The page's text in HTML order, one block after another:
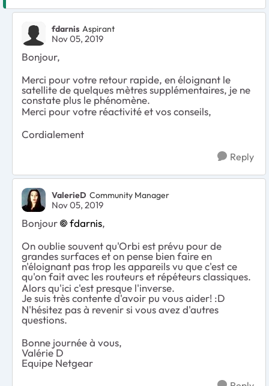
fdarnis Aspirant
Nov 05, 2019
Bonjour,
Merci pour votre retour rapide, en éloignant le
satellite de quelques mètres supplémentaires, je ne
constate plus le phénomène.
Merci pour votre réactivité et vos conseils,
Cordialement
Reply
ValerieD Community Manager
Nov 05, 2019
Bonjour fdarnis,
On oublie souvent qu'Orbi est prévu pour de
grandes surfaces et on pense bien faire en
n'éloignant pas trop les appareils vu que c'est ce
qu'on fait avec les routeurs et répéteurs classiques.
Alors qu'ici c'est presque l'inverse.
Je suis très contente d'avoir pu vous aider! :D
N'hésitez pas à revenir si vous avez d'autres
questions.
Bonne journée à vous,
Valérie D
Equipe Netgear